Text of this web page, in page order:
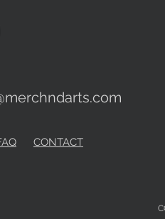
CONTACT